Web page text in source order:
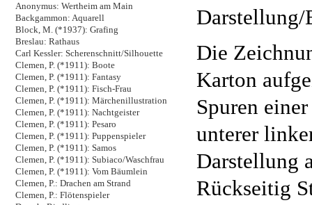
Anonymus: Wertheim am Main
Backgammon: Aquarell
Block, M. (*1937): Grafing
Breslau: Rathaus
Carl Kessler: Scherenschnitt/Silhouette
Clemen, P. (*1911): Boote
Clemen, P. (*1911): Fantasy
Clemen, P. (*1911): Fisch-Frau
Clemen, P. (*1911): Märchenillustration
Clemen, P. (*1911): Nachtgeister
Clemen, P. (*1911): Pesaro
Clemen, P. (*1911): Puppenspieler
Clemen, P. (*1911): Samos
Clemen, P. (*1911): Subiaco/Waschfrau
Clemen, P. (*1911): Vom Bäumlein
Clemen, P.: Drachen am Strand
Clemen, P.: Flötenspieler
Die
Karton
Spuren
unterer
Darstellung
Rückseitig